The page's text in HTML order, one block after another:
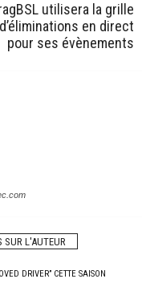
utilisera la grille
d’éliminations en direct
pour ses évènements
SUR L'AUTEUR
DRIVER” CETTE SAISON